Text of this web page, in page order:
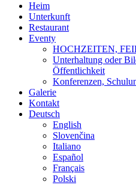
Heim
Unterkunft
Restaurant
Eventy
HOCHZEITEN,
Unterhaltung oder
Öffentlichkeit
Konferenzen,
Galerie
Kontakt
Deutsch
English
Slovenčina
Italiano
Español
Français
Polski